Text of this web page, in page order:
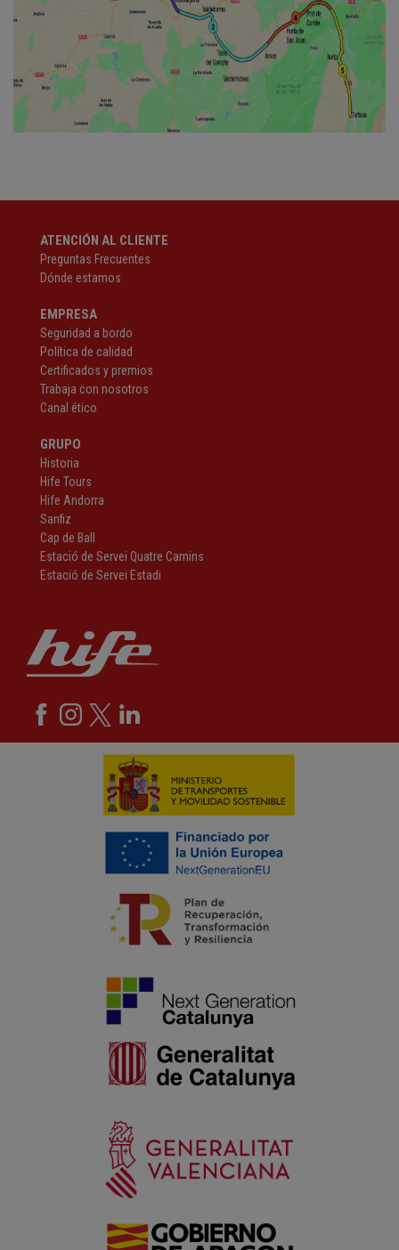
ATENCIÓN AL CLIENTE
Preguntas Frecuentes
Dónde estamos
EMPRESA
Seguridad a bordo
Política de calidad
Certificados y premios
Trabaja con nosotros
Canal ético
GRUPO
Historia
Hife Tours
Hife Andorra
Sanfiz
Cap de Ball
Estació de Servei Quatre Camins
Estació de Servei Estadi